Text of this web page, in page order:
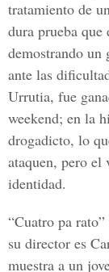
tratamiento de
dura prueba que
demostrando un
ante las
Urrutia, fue
weekend; en la
drogadicto, lo
ataquen, pero el
identidad.
“Cuatro pa
su director es
muestra a un